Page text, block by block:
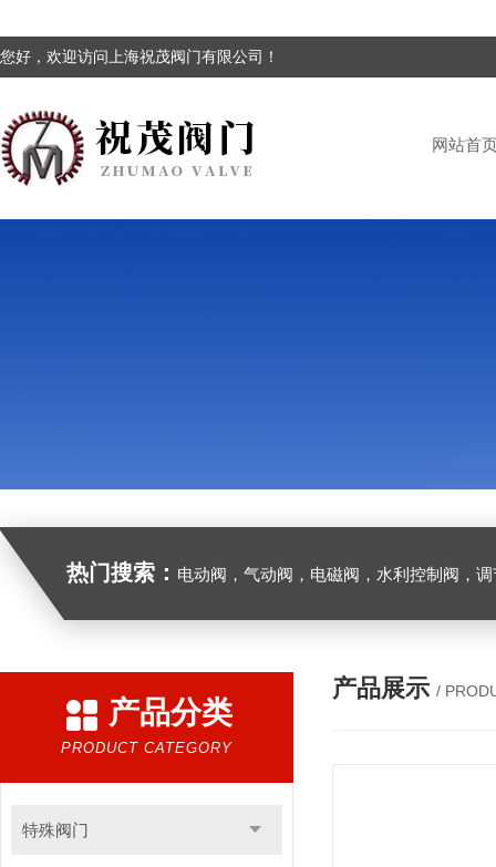
您好，欢迎访问上海祝茂阀门有限公司！
网站首
热门搜索： 电动阀，气动阀，电磁阀，水利控制阀，调节
产品分类
PRODUCT CATEGORY
特殊阀门
产品展示 /